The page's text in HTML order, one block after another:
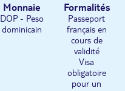
Monnaie
DOP - Peso
dominicain
Formalités
Passeport
français en
cours de
validité
Visa
obligatoire
pour un